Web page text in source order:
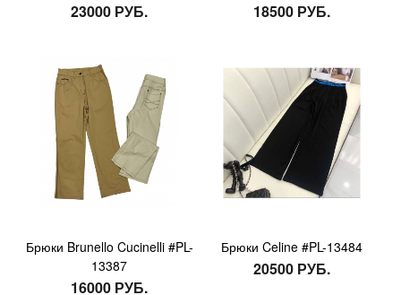
23000 РУБ. 18500 РУБ.
Брюки Brunello Cucinelli #PL-
13387
16000 РУБ.
Брюки Celine #PL-13484
20500 РУБ.